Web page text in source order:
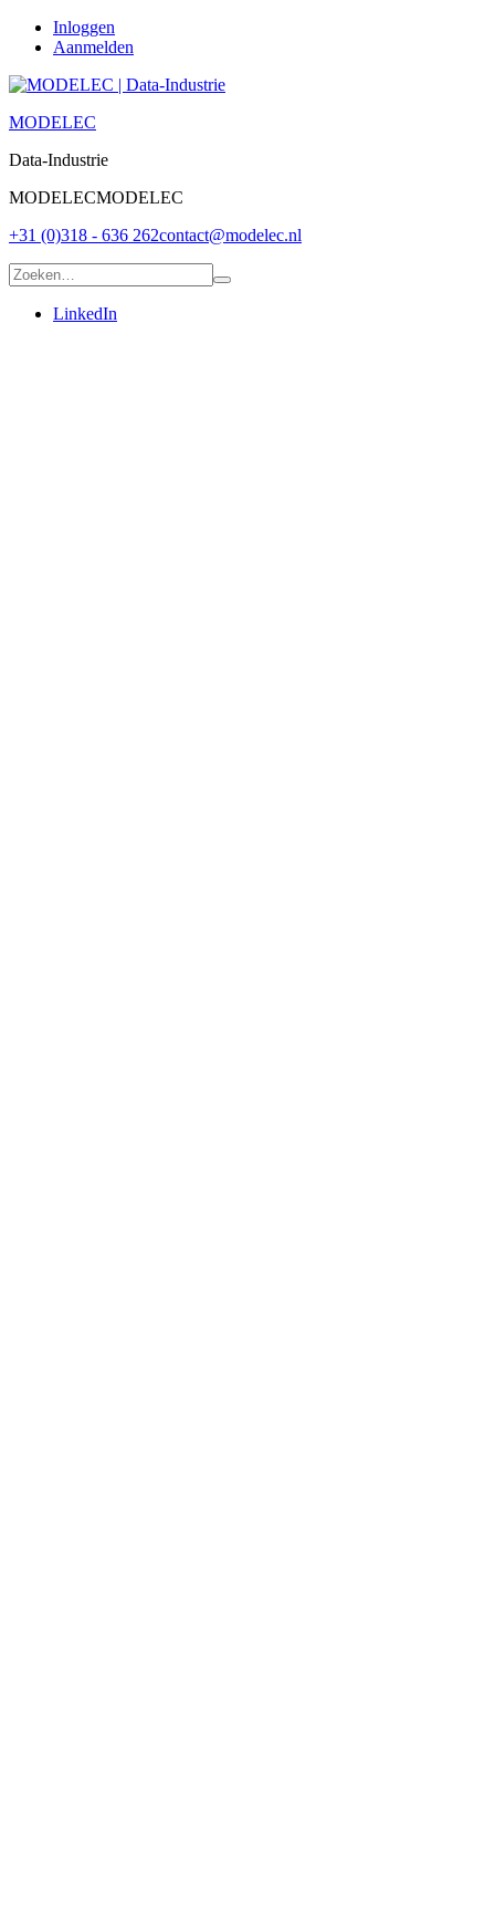
Inloggen
Aanmelden
MODELEC
Data-Industrie
MODELECMODELEC
+31 (0)318 - 636 262contact@modelec.nl
LinkedIn